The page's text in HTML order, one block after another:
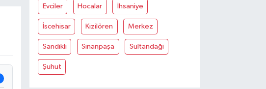
Evciler Hocalar İhsaniye
İscehisar Kizilören Merkez
Sandikli Sinanpaşa Sultandaği
Şuhut